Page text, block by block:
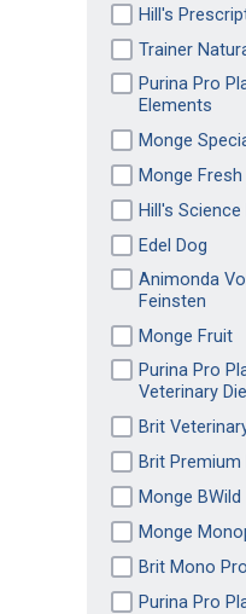
Hill's
Trainer
Purina Pro
Elements
Monge
Monge Fresh
Hill's Science
Edel Dog
Animonda
Feinsten
Monge Fruit
Purina Pro
Veterinary
Brit
Brit Premium
Monge BWild
Monge
Brit Mono
Purina Pro